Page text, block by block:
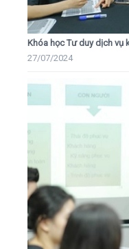
Khóa học Tư duy dịch vụ
27/07/2024